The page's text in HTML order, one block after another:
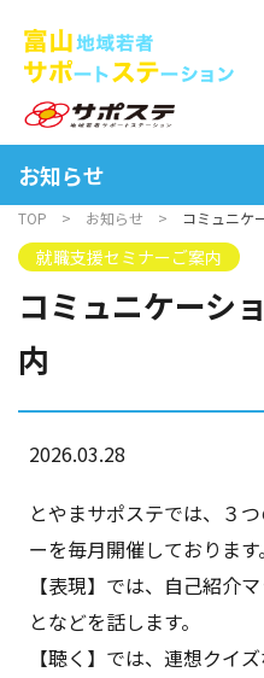
お知らせ
TOP お知らせ コミュニケ
就職支援セミナーご案内
コミュニケーシ
内
2026.03.28
とやまサポステでは、３
ーを毎月開催しております。
【表現】では、自己紹介
となどを話します。
【聴く】では、連想クイ